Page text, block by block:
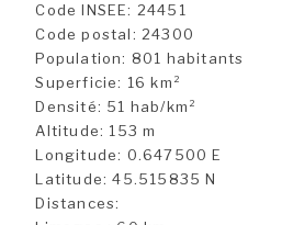
Code INSEE: 24451
Code postal: 24300
Population: 801 habitants
Superficie: 16 km²
Densité: 51 hab/km²
Altitude: 153 m
Longitude: 0.647500 E
Latitude: 45.515835 N
Distances: